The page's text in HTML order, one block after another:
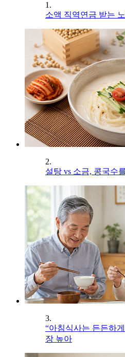
1.
소액 직역연금 받는
2.
설탕 vs 소금, 콩국수
3.
“아침식사는 든든하
장 높아